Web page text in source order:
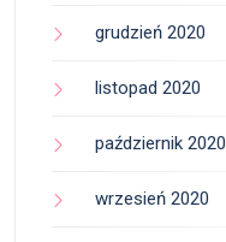
grudzień 2020
listopad 2020
październik 2020
wrzesień 2020